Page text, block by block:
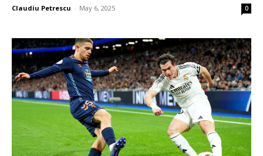
Claudiu Petrescu - May 6, 2025 0